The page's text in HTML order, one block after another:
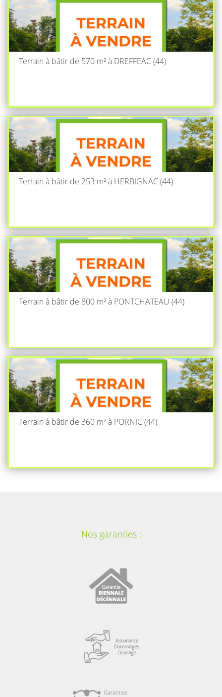
Terrain à bâtir de 570 m² à DREFFEAC (44)
Terrain à bâtir de 253 m² à HERBIGNAC (44)
Terrain à bâtir de 800 m² à PONTCHATEAU (44)
Terrain à bâtir de 360 m² à PORNIC (44)
Nos garanties :